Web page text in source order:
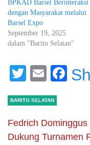
BPKAD Barsel Berinteraksi
dengan Masyarakat melalui
Barsel Expo
September 19, 2025
dalam "Barito Selatan"
Twitter
Email
BARITO SELATAN
Fedrich Dominggus
Dukung Turnamen